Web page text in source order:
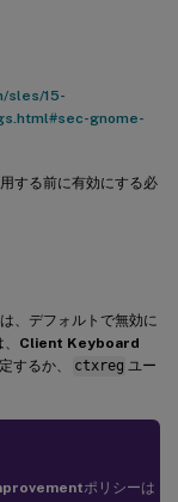
sles/15-
gnome-
する前に有効にする必
、デフォルトで無効に
Client Keyboard
するか、 ctxreg ユー
ポリシーは